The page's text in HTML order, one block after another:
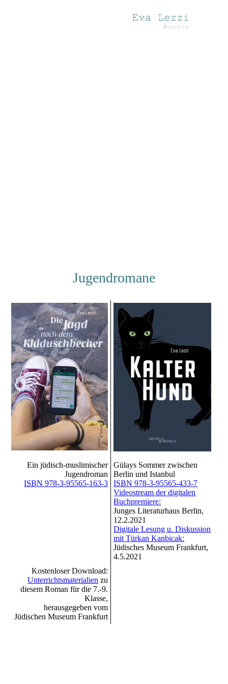
Jugendromane
Ein jüdisch-muslimischer
Jugendroman
ISBN 978-3-95565-163-3
Gülays Sommer zwischen
Berlin und Istanbul
ISBN 978-3-95565-433-7
Videostream der digitalen
Buchpremiere:
Junges Literaturhaus Berlin,
12.2.2021
Digitale Lesung u. Diskussion
mit Türkan Kanbicak:
Jüdisches Museum Frankfurt,
4.5.2021
Kostenloser Download:
Unterrichtsmaterialien zu
diesem Roman für die 7.-9.
Klasse,
herausgegeben vom
Jüdischen Museum Frankfurt